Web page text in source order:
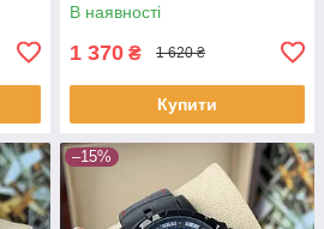
В наявності
1 370 ₴ 1 620 ₴
Купити
–15%